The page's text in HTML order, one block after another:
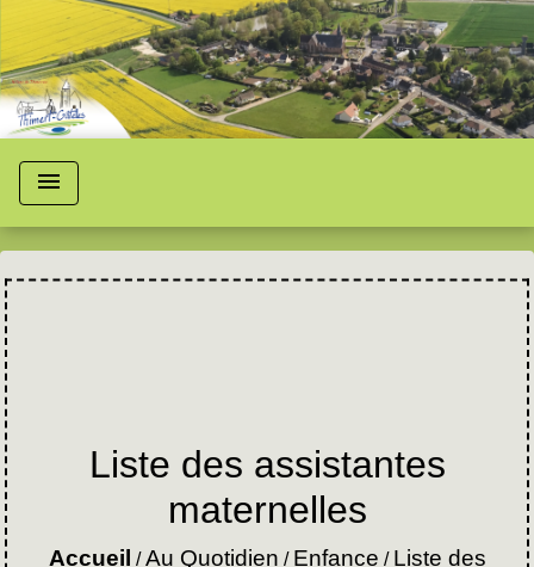
menu
Liste des assistantes
maternelles
Accueil /Au Quotidien / Enfance / Liste des